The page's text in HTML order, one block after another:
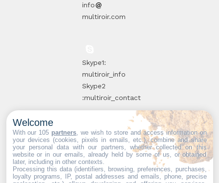
info
multiroir.com
Skype1:
multiroir_info
Skype2
:multiroir_contact
10, route de
Brie-Comte-
Robert
94520 Périgny-
sur-Yerres
Welcome
With our 105 partners , we wish to store and access information on
your devices (cookies, pixels in emails, etc.), combine and share
your personal data with our partners, whether collected on this
website or in our emails, already held by some of us, or obtained
later, including in other contexts.
Processing this data (identifiers, browsing, preferences, purchases,
loyalty programs, IP, postal addresses and emails, phone, precise